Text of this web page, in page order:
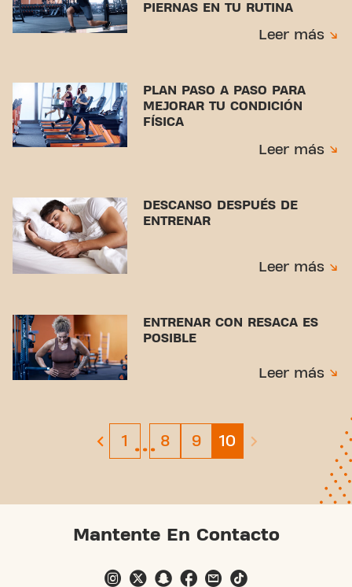
PIERNAS EN TU RUTINA
Leer más
PLAN PASO A PASO PARA
MEJORAR TU CONDICIÓN
FÍSICA
Leer más
DESCANSO DESPUÉS DE
ENTRENAR
Leer más
ENTRENAR CON RESACA ES
POSIBLE
Leer más
Page 1
1 … Page 8
8 Page 9
9 Page 10
10
next page is
Mantente En Contacto